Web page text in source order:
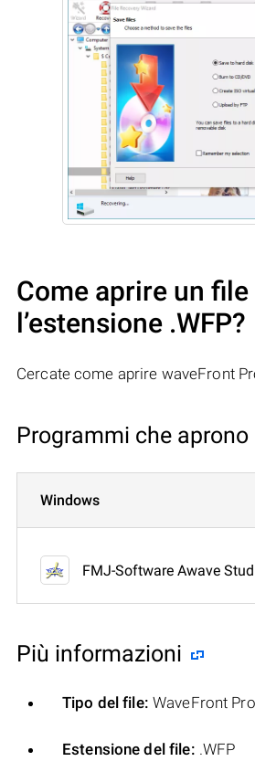
Come aprire un file
l’estensione .WFP?
Cercate come aprire waveFront
Programmi che aprono
Windows
FMJ-Software Awave
Più informazioni
Tipo del file: WaveFront
Estensione del file: .WFP